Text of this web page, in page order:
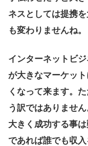
ネスとしては提携
も変わりませんね。
インターネットビ
が大きなマーケッ
くなって来ます。
う訳ではありません
大きく成功する事
であれば誰でも収